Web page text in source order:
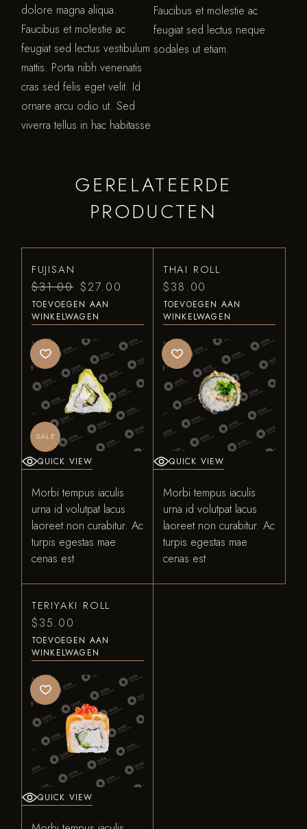
dolore magna aliqua.
Faucibus et molestie ac
feugiat sed lectus vestibulum
mattis. Porta nibh venenatis
cras sed felis eget velit. Id
ornare arcu odio ut. Sed
viverra tellus in hac habitasse
Faucibus et molestie ac
feugiat sed lectus neque
sodales ut etiam.
GERELATEERDE
PRODUCTEN
FUJISAN
$31.00 $27.00
TOEVOEGEN AAN
WINKELWAGEN
SALE
QUICK VIEW
Morbi tempus iaculis
urna id volutpat lacus
laoreet non curabitur. Ac
turpis egestas mae
cenas est
THAI ROLL
$38.00
TOEVOEGEN AAN
WINKELWAGEN
QUICK VIEW
Morbi tempus iaculis
urna id volutpat lacus
laoreet non curabitur. Ac
turpis egestas mae
cenas est
TERIYAKI ROLL
$35.00
TOEVOEGEN AAN
WINKELWAGEN
QUICK VIEW